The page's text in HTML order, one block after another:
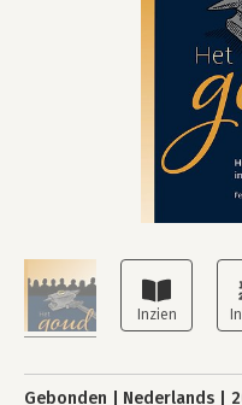
Gebonden Nederlands